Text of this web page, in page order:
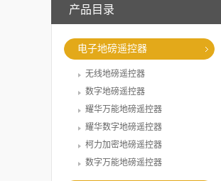
产品目录
电子地磅遥控器
无线地磅遥控器
数字地磅遥控器
耀华万能地磅遥控器
耀华数字地磅遥控器
柯力加密地磅遥控器
数字万能地磅遥控器